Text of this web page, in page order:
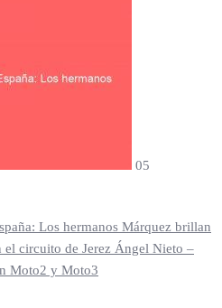
05
Los hermanos Márquez brillan
el circuito de Jerez Ángel Nieto –
Moto2 y Moto3